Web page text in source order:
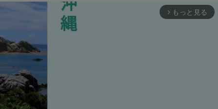
arrow_forward_ios もっと見る